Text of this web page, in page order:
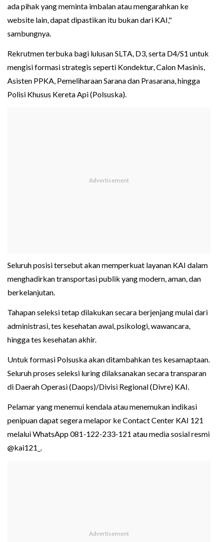
ada pihak yang meminta imbalan atau mengarahkan ke
website lain, dapat dipastikan itu bukan dari KAI,"
sambungnya.
Rekrutmen terbuka bagi lulusan SLTA, D3, serta D4/S1 untuk
mengisi formasi strategis seperti Kondektur, Calon Masinis,
Asisten PPKA, Pemeliharaan Sarana dan Prasarana, hingga
Polisi Khusus Kereta Api (Polsuska).
Seluruh posisi tersebut akan memperkuat layanan KAI dalam
menghadirkan transportasi publik yang modern, aman, dan
berkelanjutan.
Tahapan seleksi tetap dilakukan secara berjenjang mulai dari
administrasi, tes kesehatan awal, psikologi, wawancara,
hingga tes kesehatan akhir.
Untuk formasi Polsuska akan ditambahkan tes kesamaptaan.
Seluruh proses seleksi luring dilaksanakan secara transparan
di Daerah Operasi (Daops)/Divisi Regional (Divre) KAI.
Pelamar yang menemui kendala atau menemukan indikasi
penipuan dapat segera melapor ke Contact Center KAI 121
melalui WhatsApp 081-122-233-121 atau media sosial resmi
@kai121_.